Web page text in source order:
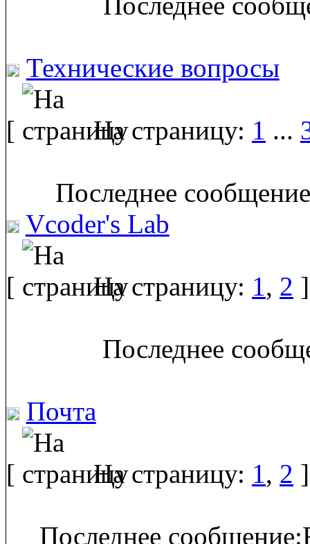
Технические вопросы
[ На страницу: 1 ...
Последнее
Vcoder's Lab
[ На страницу: 1, 2 ]
Последнее
Почта
[ На страницу: 1, 2 ]
Последнее